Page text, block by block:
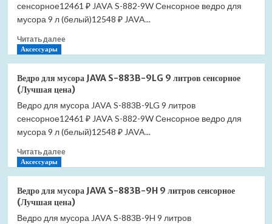
S-
883B-
9
сенсорное
(Лучшая
цена)
сенсорное12461 ₽ JAVA S-882-9W Сенсорное ведро для
мусора 9 л (белый)12548 ₽ JAVA...
Читать далееПрочитать
для
мусора
JAVA
S-
883B-
9
сенсорное
(Лучшая
цена)
Аксессуары
Ведро для мусора JAVA S-883B-9LG 9 литров сенсорное
(Лучшая цена)
Ведро для мусора JAVA S-883B-9LG 9 литров
сенсорное12461 ₽ JAVA S-882-9W Сенсорное ведро для
мусора 9 л (белый)12548 ₽ JAVA...
Читать далееПрочитать
для
мусора
JAVA
Аксессуары
Ведро для мусора JAVA S-883B-9H 9 литров сенсорное
(Лучшая цена)
Ведро для мусора JAVA S-883B-9H 9 литров